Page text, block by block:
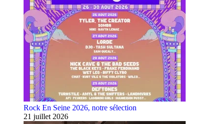
Rock En Seine 2026, notre sélection
21 juillet 2026